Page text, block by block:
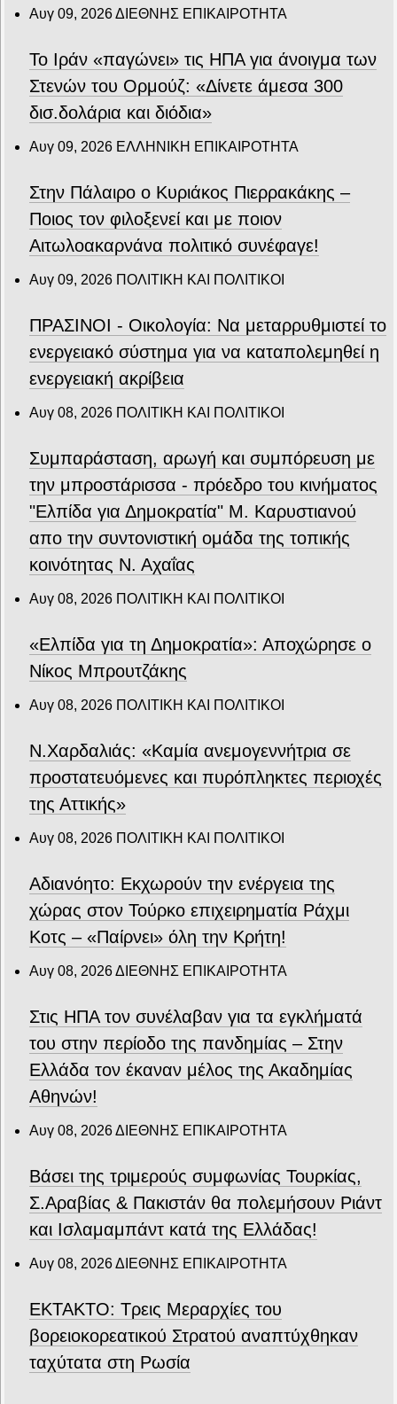
Αυγ 09, 2026ΔΙΕΘΝΗΣ ΕΠΙΚΑΙΡΟΤΗΤΑ
Το Ιράν «παγώνει» τις ΗΠΑ για άνοιγμα των
Στενών του Ορμούζ: «Δίνετε άμεσα 300
δισ.δολάρια και διόδια»
Αυγ 09, 2026 ΕΛΛΗΝΙΚΗ ΕΠΙΚΑΙΡΟΤΗΤΑ
Στην Πάλαιρο ο Κυριάκος Πιερρακάκης –
Ποιος τον φιλοξενεί και με ποιον
Αιτωλοακαρνάνα πολιτικό συνέφαγε!
Αυγ 09, 2026 ΠΟΛΙΤΙΚΗ ΚΑΙ ΠΟΛΙΤΙΚΟΙ
ΠΡΑΣΙΝΟΙ - Οικολογία: Να μεταρρυθμιστεί το
ενεργειακό σύστημα για να καταπολεμηθεί η
ενεργειακή ακρίβεια
Αυγ 08, 2026 ΠΟΛΙΤΙΚΗ ΚΑΙ ΠΟΛΙΤΙΚΟΙ
Συμπαράσταση, αρωγή και συμπόρευση με
την μπροστάρισσα - πρόεδρο του κινήματος
"Ελπίδα για Δημοκρατία" Μ. Καρυστιανού
απο την συντονιστική ομάδα της τοπικής
κοινότητας Ν. Αχαΐας
Αυγ 08, 2026 ΠΟΛΙΤΙΚΗ ΚΑΙ ΠΟΛΙΤΙΚΟΙ
«Ελπίδα για τη Δημοκρατία»: Αποχώρησε ο
Νίκος Μπρουτζάκης
Αυγ 08, 2026 ΠΟΛΙΤΙΚΗ ΚΑΙ ΠΟΛΙΤΙΚΟΙ
Ν.Χαρδαλιάς: «Καμία ανεμογεννήτρια σε
προστατευόμενες και πυρόπληκτες περιοχές
της Αττικής»
Αυγ 08, 2026 ΠΟΛΙΤΙΚΗ ΚΑΙ ΠΟΛΙΤΙΚΟΙ
Αδιανόητο: Εκχωρούν την ενέργεια της
χώρας στον Τούρκο επιχειρηματία Ράχμι
Κοτς – «Παίρνει» όλη την Κρήτη!
Αυγ 08, 2026ΔΙΕΘΝΗΣ ΕΠΙΚΑΙΡΟΤΗΤΑ
Στις ΗΠΑ τον συνέλαβαν για τα εγκλήματά
του στην περίοδο της πανδημίας – Στην
Ελλάδα τον έκαναν μέλος της Ακαδημίας
Αθηνών!
Αυγ 08, 2026ΔΙΕΘΝΗΣ ΕΠΙΚΑΙΡΟΤΗΤΑ
Βάσει της τριμερούς συμφωνίας Τουρκίας,
Σ.Αραβίας & Πακιστάν θα πολεμήσουν Ριάντ
και Ισλαμαμπάντ κατά της Ελλάδας!
Αυγ 08, 2026ΔΙΕΘΝΗΣ ΕΠΙΚΑΙΡΟΤΗΤΑ
ΕΚΤΑΚΤΟ: Τρεις Μεραρχίες του
βορειοκορεατικού Στρατού αναπτύχθηκαν
ταχύτατα στη Ρωσία